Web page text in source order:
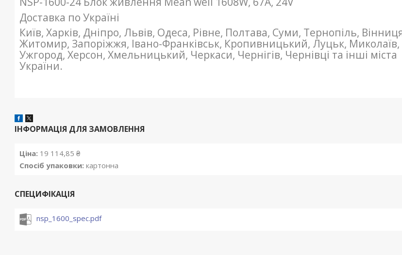
Доставка по Україні
Київ, Харків, Дніпро, Львів, Одеса, Рівне, Полтава, Суми, Тернопіль,
Житомир, Запоріжжя, Івано-Франківськ, Кропивницький, Луцьк, Миколаїв,
Ужгород, Херсон, Хмельницький, Черкаси, Чернігів, Чернівці та інші міста
України.
ІНФОРМАЦІЯ ДЛЯ ЗАМОВЛЕННЯ
Ціна: 19 114,85 ₴
Спосіб упаковки: картонна
СПЕЦИФІКАЦІЯ
nsp_1600_spec.pdf